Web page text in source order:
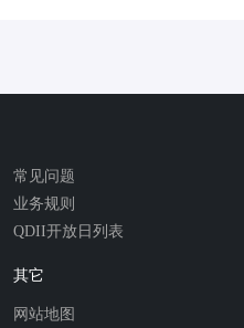
常见问题
业务规则
QDII开放日列表
其它
网站地图